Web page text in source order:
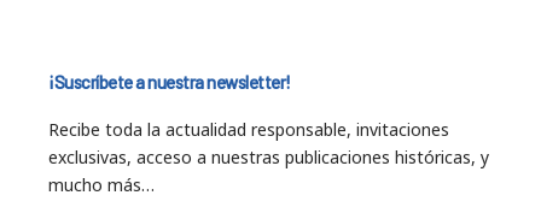
¡Suscríbete a nuestra newsletter!
Recibe toda la actualidad responsable, invitaciones
exclusivas, acceso a nuestras publicaciones históricas, y
mucho más…